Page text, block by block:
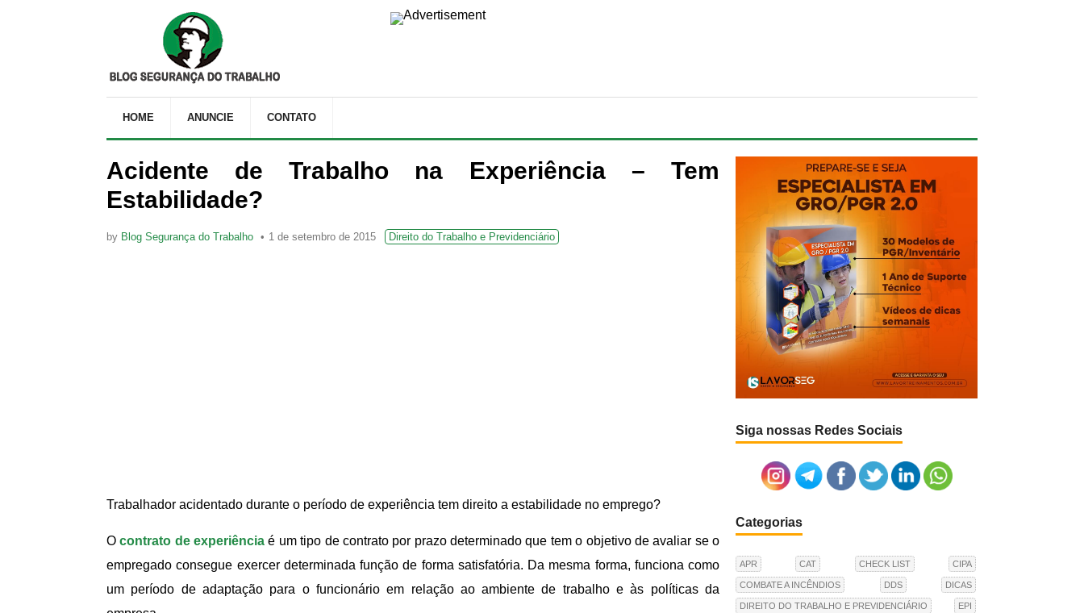
HOME ANUNCIE CONTATO
Acidente de Trabalho na Experiência – Tem
Estabilidade?
by Blog Segurança do Trabalho 1 de setembro de 2015 Direito do Trabalho e Previdenciário
Trabalhador acidentado durante o período de experiência tem direito a estabilidade no emprego?
Ocontrato de experiência é um tipo de contrato por prazo determinado que tem o objetivo de avaliar se o
empregado consegue exercer determinada função de forma satisfatória. Da mesma forma, funciona como
um período de adaptação para o funcionário em relação ao ambiente de trabalho e às políticas da
Siga nossas Redes Sociais
Categorias
APR CAT CHECK LIST CIPA
COMBATE A INCÊNDIOS DDS DICAS
DIREITO DO TRABALHO E PREVIDENCIÁRIO EPI